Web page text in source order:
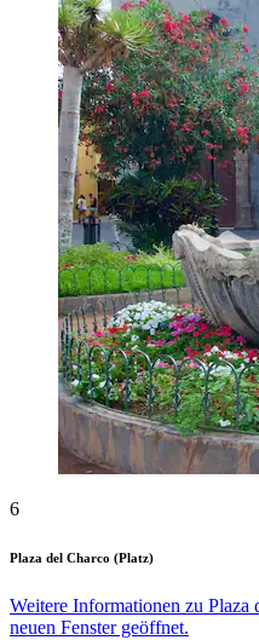
6
Plaza del Charco (Platz)
Weitere Informationen zu
neuen Fenster geöffnet.